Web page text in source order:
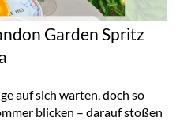
Garden Spritz
auf sich warten, doch so
blicken – darauf stoßen